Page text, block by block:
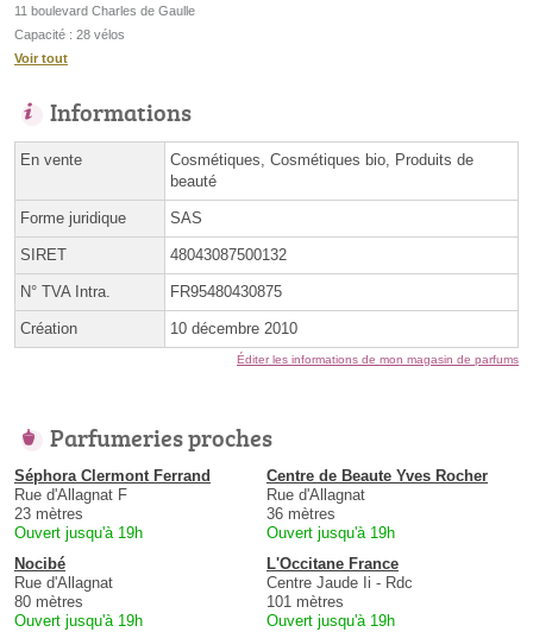
11 boulevard Charles de Gaulle
Capacité : 28 vélos
Voir tout
Informations
En vente
Cosmétiques, Cosmétiques bio, Produits de
beauté
Forme juridique SAS
SIRET 48043087500132
N° TVA Intra. FR95480430875
Création 10 décembre 2010
Éditer les informations de mon magasin de parfums
Parfumeries proches
Séphora Clermont Ferrand
Rue d'Allagnat F
23 mètres
Ouvert jusqu'à 19h
Centre de Beaute Yves Rocher
Rue d'Allagnat
36 mètres
Ouvert jusqu'à 19h
Nocibé
Rue d'Allagnat
80 mètres
Ouvert jusqu'à 19h
L'Occitane France
Centre Jaude Ii - Rdc
101 mètres
Ouvert jusqu'à 19h